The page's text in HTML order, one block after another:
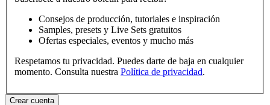
Consejos de producción, tutoriales e inspiración
Samples, presets y Live Sets gratuitos
Ofertas especiales, eventos y mucho más
Respetamos tu privacidad. Puedes darte de baja en cualquier
momento. Consulta nuestra Política de privacidad.